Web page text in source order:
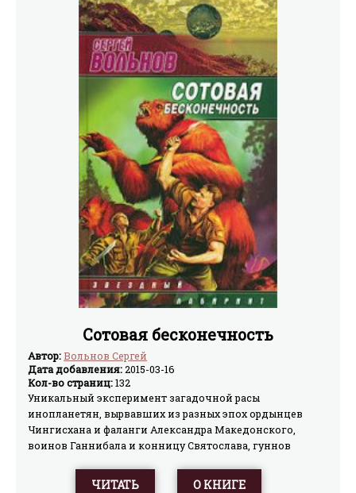
Сотовая бесконечность
Автор:Вольнов Сергей
Дата добавления:2015-03-16
Кол-во страниц:132
Уникальный эксперимент загадочной расы
инопланетян, вырвавших из разных эпох ордынцев
Чингисхана и фаланги Александра Македонского,
воинов Ганнибала и конницу Святослава, гуннов
средневековой Японии и войска Наполеона и Кутузова
ЧИТАТЬ О КНИГЕ